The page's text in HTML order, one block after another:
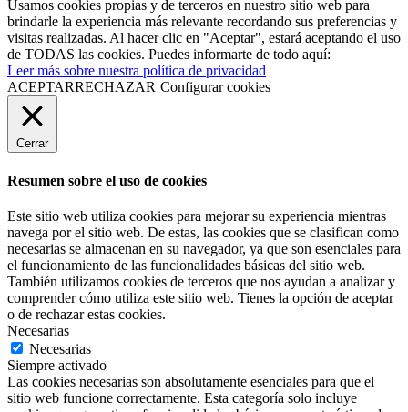
Usamos cookies propias y de terceros en nuestro sitio web para
brindarle la experiencia más relevante recordando sus preferencias y
visitas realizadas. Al hacer clic en "Aceptar", estará aceptando el uso
de TODAS las cookies. Puedes informarte de todo aquí:
Leer más sobre nuestra política de privacidad
ACEPTARRECHAZAR Configurar cookies
Cerrar
Resumen sobre el uso de cookies
Este sitio web utiliza cookies para mejorar su experiencia mientras
navega por el sitio web. De estas, las cookies que se clasifican como
necesarias se almacenan en su navegador, ya que son esenciales para
el funcionamiento de las funcionalidades básicas del sitio web.
También utilizamos cookies de terceros que nos ayudan a analizar y
comprender cómo utiliza este sitio web. Tienes la opción de aceptar
o de rechazar estas cookies.
Necesarias
Necesarias
Siempre activado
Las cookies necesarias son absolutamente esenciales para que el
sitio web funcione correctamente. Esta categoría solo incluye